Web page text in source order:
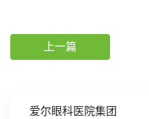
爱尔眼科医院集团
上一篇